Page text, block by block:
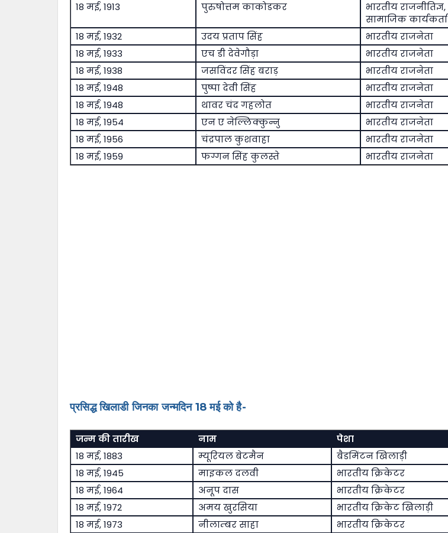
18 मई, 1913
पुरुषोत्तम काकोडकर
भारतीय राजनीतिज्ञ,
सामाजिक कार्यकर्ता
18 मई, 1932
उदय प्रताप सिंह
भारतीय राजनेता
18 मई, 1933
एच डी देवेगौड़ा
भारतीय राजनेता
18 मई, 1938
जसविंदर सिंह बराड़
भारतीय राजनेता
18 मई, 1948
पुष्पा देवी सिंह
भारतीय राजनेता
18 मई, 1948
थावर चंद गहलोत
भारतीय राजनेता
18 मई, 1954
एन ए नेल्लिक्कुन्नु
भारतीय राजनेता
18 मई, 1956
चंद्रपाल कुशवाहा
भारतीय राजनेता
18 मई, 1959
फग्गन सिंह कुलस्ते भारतीय राजनेता
प्रसिद्ध खिलाडी जिनका जन्मदिन 18 मई को है-
जन्म की तारीख नाम
पेशा
18 मई, 1883
म्यूरियल बेटमैन
बैडमिंटन खिलाड़ी
18 मई, 1945
माइकल दलवी
भारतीय क्रिकेटर
18 मई, 1964
अनूप दास
भारतीय क्रिकेटर
18 मई, 1972
अमय खुरसिया
भारतीय क्रिकेट खिलाड़ी
18 मई, 1973
नीलाम्बर साहा भारतीय क्रिकेटर